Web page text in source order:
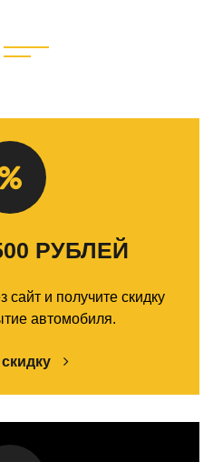
РУБЛЕЙ
сайт и получите скидку
автомобиля.